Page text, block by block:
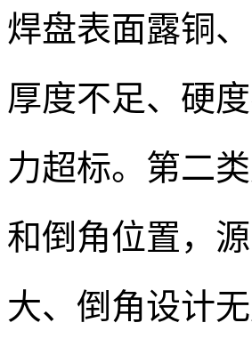
焊盘表面露铜
厚度不足、硬
力超标。第二
和倒角位置，
大、倒角设计